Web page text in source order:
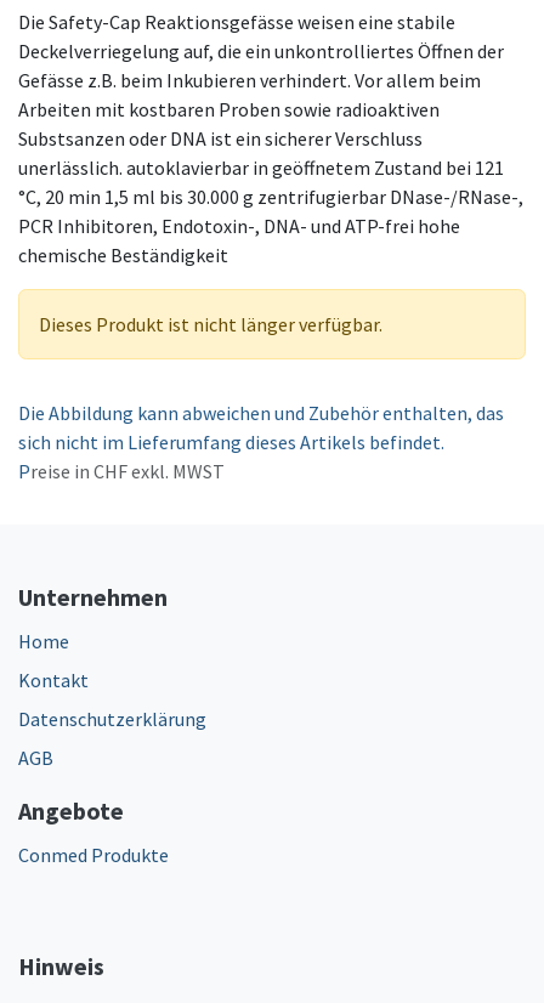
Die Safety-Cap Reaktionsgefässe weisen eine stabile
Deckelverriegelung auf, die ein unkontrolliertes Öffnen der
Gefässe z.B. beim Inkubieren verhindert. Vor allem beim
Arbeiten mit kostbaren Proben sowie radioaktiven
Substsanzen oder DNA ist ein sicherer Verschluss
unerlässlich. autoklavierbar in geöffnetem Zustand bei 121
°C, 20 min 1,5 ml bis 30.000 g zentrifugierbar DNase-/RNase-,
PCR Inhibitoren, Endotoxin-, DNA- und ATP-frei hohe
chemische Beständigkeit
Dieses Produkt ist nicht länger verfügbar.
Die Abbildung kann abweichen und Zubehör enthalten, das
sich nicht im Lieferumfang dieses Artikels befindet.
Preise in CHF exkl. MWST
Unternehmen
Home
Kontakt
Datenschutzerklärung
AGB
Angebote
Conmed Produkte
Hinweis